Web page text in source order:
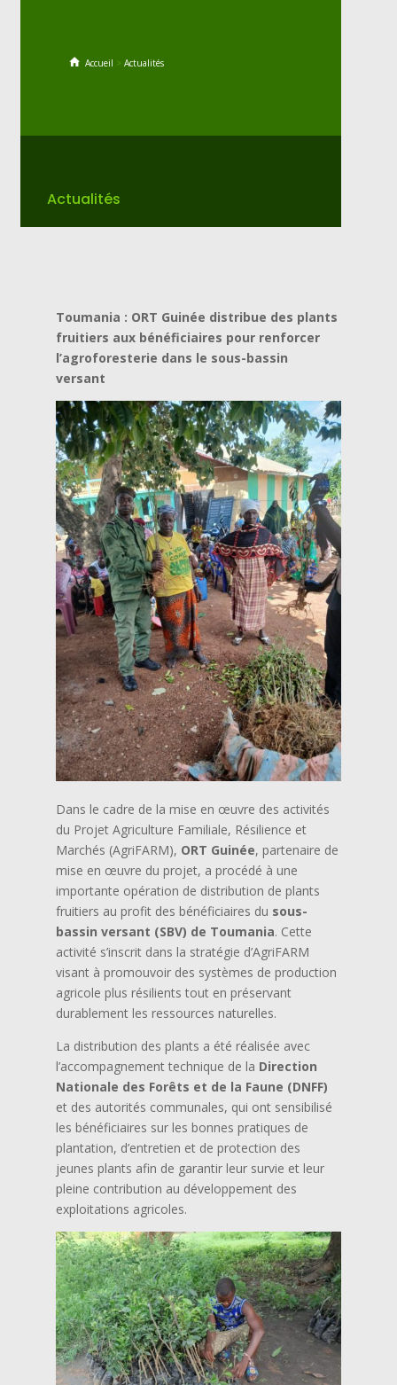
Accueil > Actualités
Actualités
Toumania : ORT Guinée distribue des plants
fruitiers aux bénéficiaires pour renforcer
l’agroforesterie dans le sous-bassin
versant
Dans le cadre de la mise en œuvre des activités
du Projet Agriculture Familiale, Résilience et
Marchés (AgriFARM), ORT Guinée, partenaire de
mise en œuvre du projet, a procédé à une
importante opération de distribution de plants
fruitiers au profit des bénéficiaires du sous-
bassin versant (SBV) de Toumania. Cette
activité s’inscrit dans la stratégie d’AgriFARM
visant à promouvoir des systèmes de production
agricole plus résilients tout en préservant
durablement les ressources naturelles.
La distribution des plants a été réalisée avec
l’accompagnement technique de la Direction
Nationale des Forêts et de la Faune (DNFF)
et des autorités communales, qui ont sensibilisé
les bénéficiaires sur les bonnes pratiques de
plantation, d’entretien et de protection des
jeunes plants afin de garantir leur survie et leur
pleine contribution au développement des
exploitations agricoles.